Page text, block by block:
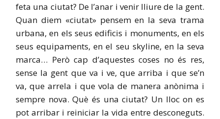
feta una ciutat? De l’anar i venir lliure de la gent.
Quan diem «ciutat» pensem en la seva trama
urbana, en els seus edificis i monuments, en els
seus equipaments, en el seu skyline, en la seva
marca… Però cap d’aquestes coses no és res,
sense la gent que va i ve, que arriba i que se’n
va, que arrela i que vola de manera anònima i
sempre nova. Què és una ciutat? Un lloc on es
pot arribar i reiniciar la vida entre desconeguts.